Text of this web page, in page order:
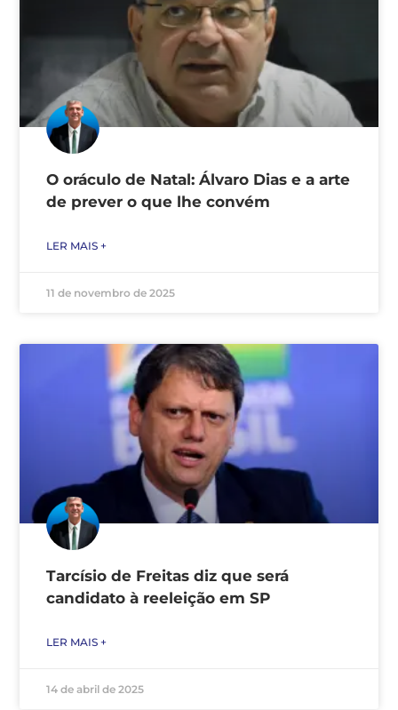
O oráculo de Natal: Álvaro Dias e a arte
de prever o que lhe convém
LER MAIS +
11 de novembro de 2025
Tarcísio de Freitas diz que será
candidato à reeleição em SP
LER MAIS +
14 de abril de 2025